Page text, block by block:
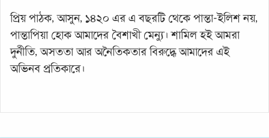
প্রিয় পাঠক, আসুন, ১৪২০ এর এ বছরটি থেকে পান্তা-ইলিশ নয়,
পান্তাপিয়া হোক আমাদের বৈশাখী মেন্যু। শামিল হই আমরা
দুর্নীতি, অসততা আর অনৈতিকতার বিরুদ্ধে আমাদের এই
অভিনব প্রতিকারে।